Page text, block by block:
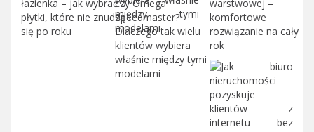
łazienka – jak wybrać
płytki, które nie znudzą
się po roku
czy Omega
Speedmaster?
Dlaczego tak wielu
klientów wybiera
właśnie między tymi
modelami
warstwowej –
komfortowe
rozwiązanie na cały
rok